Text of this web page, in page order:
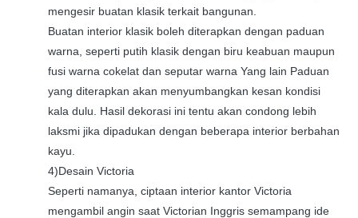
mengesir buatan klasik terkait bangunan.
Buatan interior klasik boleh diterapkan dengan paduan
warna, seperti putih klasik dengan biru keabuan maupun
fusi warna cokelat dan seputar warna Yang lain Paduan
yang diterapkan akan menyumbangkan kesan kondisi
kala dulu. Hasil dekorasi ini tentu akan condong lebih
laksmi jika dipadukan dengan beberapa interior berbahan
kayu.
4)Desain Victoria
Seperti namanya, ciptaan interior kantor Victoria
mengambil angin saat Victorian Inggris semampang ide